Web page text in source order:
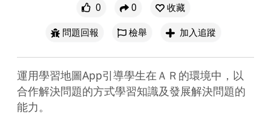
0 0
收藏
問題回報
檢舉 加入追蹤
運用學習地圖App引導學生在ＡＲ的環境中，以
合作解決問題的方式學習知識及發展解決問題的
能力。